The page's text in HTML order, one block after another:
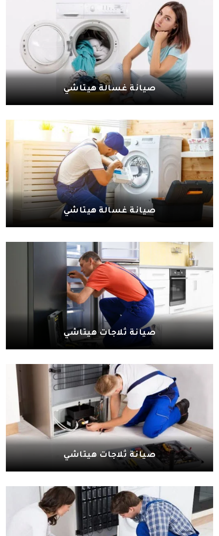
صيانة غسالة هيتاشي
صيانة غسالة هيتاشي
صيانة ثلاجات هيتاشي
صيانة ثلاجات هيتاشي